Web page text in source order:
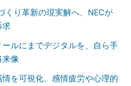
くり革新の現実解へ、NECが
求
ルにまでデジタルを、自ら手
来像
を可視化、感情疲労や心理的